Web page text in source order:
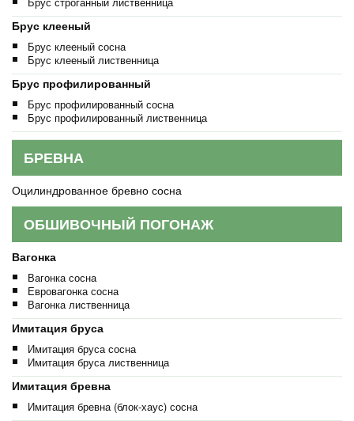
Брус клееный
Брус клееный сосна
Брус клееный лиственница
Брус профилированный
Брус профилированный сосна
Брус профилированный лиственница
БРЕВНА
Оцилиндрованное бревно сосна
ОБШИВОЧНЫЙ ПОГОНАЖ
Вагонка
Вагонка сосна
Евровагонка сосна
Вагонка лиственница
Имитация бруса
Имитация бруса сосна
Имитация бруса лиственница
Имитация бревна
Имитация бревна (блок-хаус) сосна